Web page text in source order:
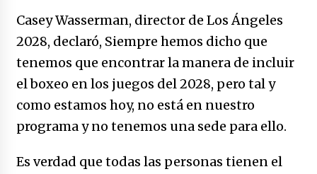
Casey Wasserman, director de Los Ángeles
2028, declaró, Siempre hemos dicho que
tenemos que encontrar la manera de incluir
el boxeo en los juegos del 2028, pero tal y
como estamos hoy, no está en nuestro
programa y no tenemos una sede para ello.
Es verdad que todas las personas tienen el